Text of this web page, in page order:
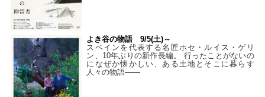
よき谷の物語 9/5(土)～
スペインを代表する名匠ホセ・ルイス・ゲリ
ン、10年ぶりの新作長編。 行ったことがないの
になぜか懐かしい、ある土地とそこに暮らす
人々の物語――